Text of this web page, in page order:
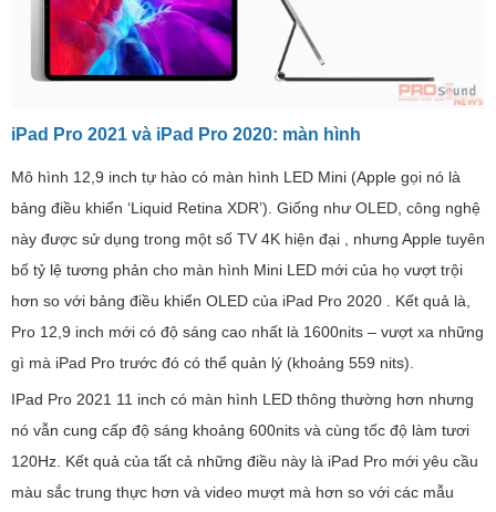
iPad Pro 2021 và iPad Pro 2020: màn hình
Mô hình 12,9 inch tự hào có màn hình LED Mini (Apple gọi nó là
bảng điều khiển ‘Liquid Retina XDR’). Giống như OLED, công nghệ
này được sử dụng trong một số TV 4K hiện đại , nhưng Apple tuyên
bố tỷ lệ tương phản cho màn hình Mini LED mới của họ vượt trội
hơn so với bảng điều khiển OLED của iPad Pro 2020 . Kết quả là,
Pro 12,9 inch mới có độ sáng cao nhất là 1600nits – vượt xa những
gì mà iPad Pro trước đó có thể quản lý (khoảng 559 nits).
IPad Pro 2021 11 inch có màn hình LED thông thường hơn nhưng
nó vẫn cung cấp độ sáng khoảng 600nits và cùng tốc độ làm tươi
120Hz. Kết quả của tất cả những điều này là iPad Pro mới yêu cầu
màu sắc trung thực hơn và video mượt mà hơn so với các mẫu